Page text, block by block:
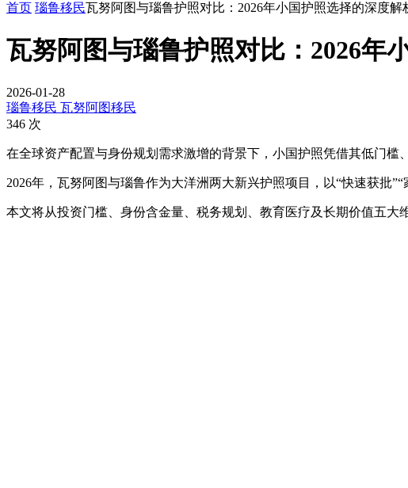
首页 瑙鲁移民瓦努阿图与瑙鲁护照对比：2026年小国护照选择的深度解
瓦努阿图与瑙鲁护照对比：2026年
2026-01-28
瑙鲁移民 瓦努阿图移民
346 次
在全球资产配置与身份规划需求激增的背景下，小国护照凭借其低门槛
2026年，瓦努阿图与瑙鲁作为大洋洲两大新兴护照项目，以“快速获批
本文将从投资门槛、身份含金量、税务规划、教育医疗及长期价值五大